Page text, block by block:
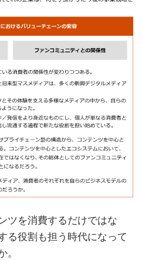
ツを消費するだけではな
る役割も担う時代になって
。